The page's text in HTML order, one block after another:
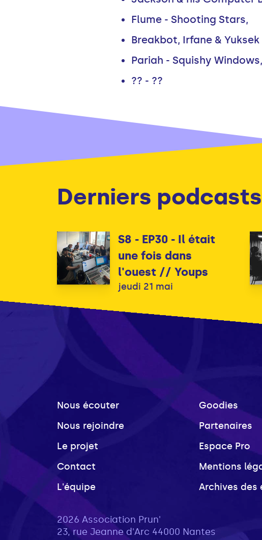
Flume - Shooting Stars,
Breakbot, Irfane & Yuksek
Pariah - Squishy Windows,
?? - ??
Derniers podcasts
S8 - EP30 - Il était
une fois dans
l'ouest // Youps
jeudi 21 mai
Nous écouter
Nous rejoindre
Le projet
Contact
L'équipe
Goodies
Partenaires
Espace Pro
Mentions
Archives des
2026 Association Prun'
23, rue Jeanne d'Arc 44000 Nantes